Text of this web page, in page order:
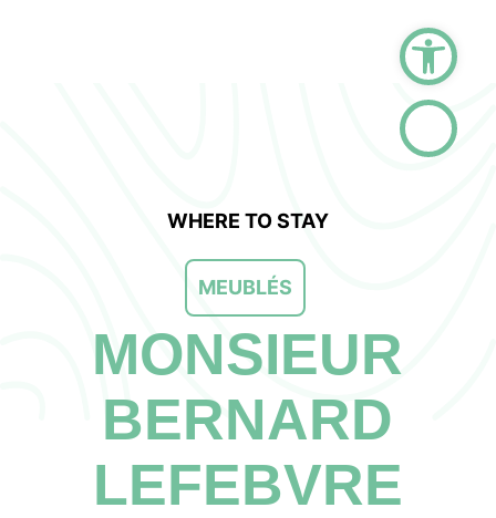
WHERE TO STAY
MEUBLÉS
MONSIEUR
BERNARD
LEFEBVRE
Open